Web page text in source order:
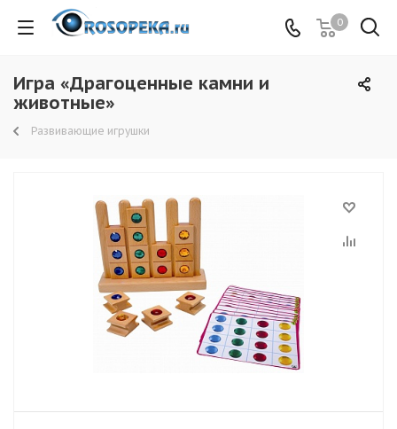
0
Игра «Драгоценные камни и
животные»
Развивающие игрушки